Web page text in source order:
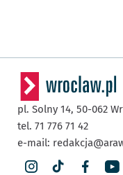
pl. Solny 14, 50-062
tel. 71 776 71 42
e-mail: